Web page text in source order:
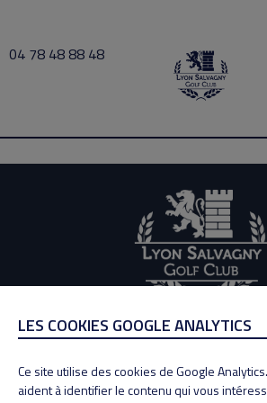
04 78 48 88 48
darjinoff 2026-06-27 13:30 → 2026-
ADRESSE
69890 La Tour de Salvagny
Tél : 04 78 48 88 48
LES COOKIES GOOGLE ANALYTICS
Ce site utilise des cookies de Google
aident à identifier le contenu qui vous